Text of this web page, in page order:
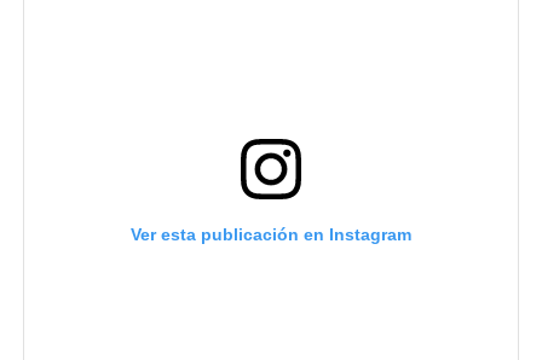
Ver esta publicación en Instagram